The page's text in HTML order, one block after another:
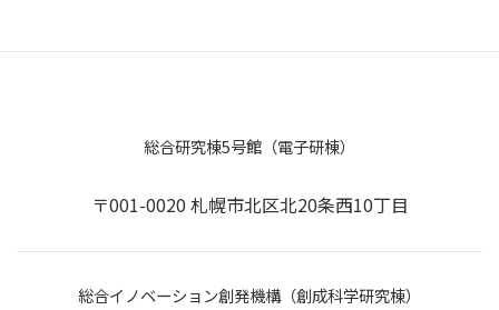
総合研究棟5号館（電子研棟）
〒001-0020 札幌市北区北20条西10丁目
総合イノベーション創発機構（創成科学研究棟）